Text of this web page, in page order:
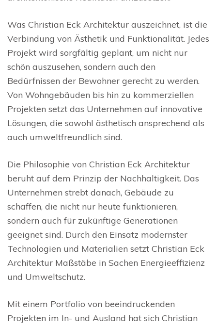
Was Christian Eck Architektur auszeichnet, ist die
Verbindung von Ästhetik und Funktionalität. Jedes
Projekt wird sorgfältig geplant, um nicht nur
schön auszusehen, sondern auch den
Bedürfnissen der Bewohner gerecht zu werden.
Von Wohngebäuden bis hin zu kommerziellen
Projekten setzt das Unternehmen auf innovative
Lösungen, die sowohl ästhetisch ansprechend als
auch umweltfreundlich sind.
Die Philosophie von Christian Eck Architektur
beruht auf dem Prinzip der Nachhaltigkeit. Das
Unternehmen strebt danach, Gebäude zu
schaffen, die nicht nur heute funktionieren,
sondern auch für zukünftige Generationen
geeignet sind. Durch den Einsatz modernster
Technologien und Materialien setzt Christian Eck
Architektur Maßstäbe in Sachen Energieeffizienz
und Umweltschutz.
Mit einem Portfolio von beeindruckenden
Projekten im In- und Ausland hat sich Christian